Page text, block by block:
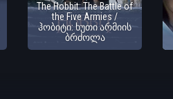
The Hobbit: The Battle of
the Five Armies /
ჰობიტი: ხუთი არმიის
ბრძოლა